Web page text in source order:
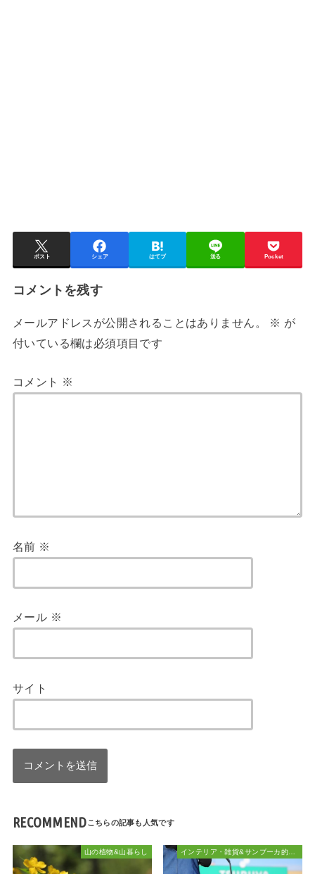
ポスト シェア はてブ 送る Pocket
コメントを残す
メールアドレスが公開されることはありません。 ※ が
付いている欄は必須項目です
コメント ※
名前 ※
メール ※
サイト
RECOMMEND
山の植物&山暮らし